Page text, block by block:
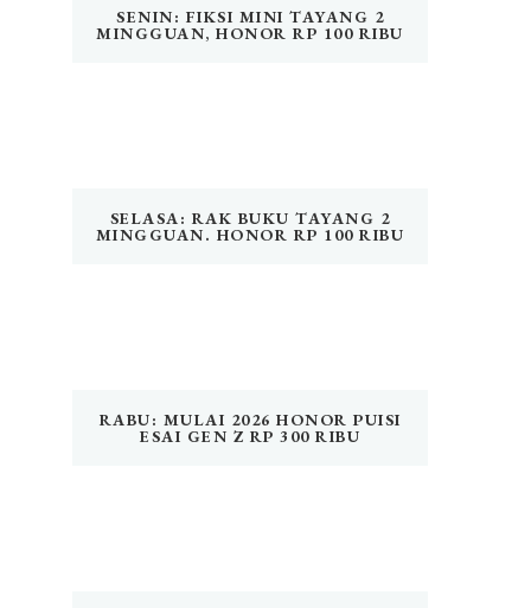
SENIN: FIKSI MINI TAYANG 2
MINGGUAN, HONOR RP 100 RIBU
SELASA: RAK BUKU TAYANG 2
MINGGUAN. HONOR RP 100 RIBU
RABU: MULAI 2026 HONOR PUISI
ESAI GEN Z RP 300 RIBU